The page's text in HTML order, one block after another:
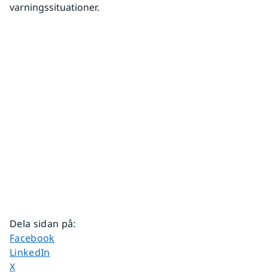
varningssituationer.
Dela sidan på:
Dela sidan på
Facebook
Dela sidan på
LinkedIn
Dela sidan på
X